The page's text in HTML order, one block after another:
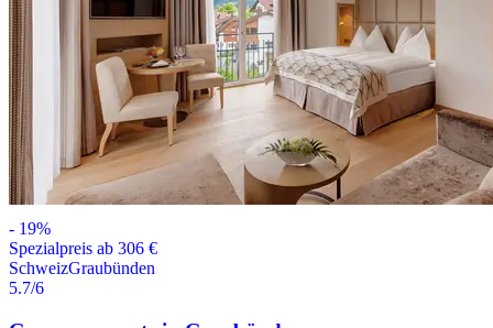
- 19%
Spezialpreis ab 306 €
SchweizGraubünden
5.7/6